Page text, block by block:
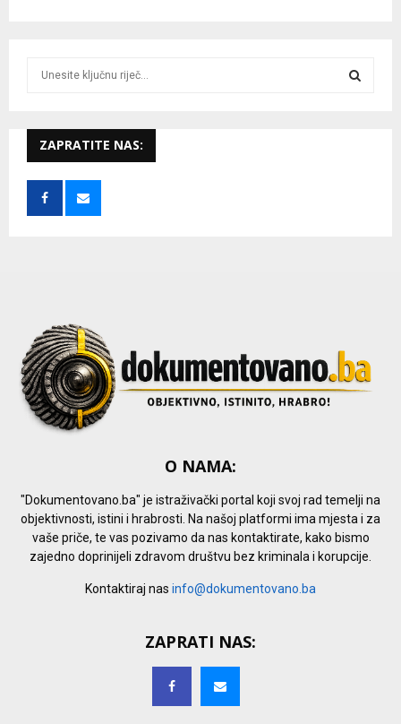
h
f
r
ZAPRATITE NAS:
O NAMA:
"Dokumentovano.ba" je istraživački portal koji svoj rad temelji na
objektivnosti, istini i hrabrosti. Na našoj platformi ima mjesta i za
vaše priče, te vas pozivamo da nas kontaktirate, kako bismo
zajedno doprinijeli zdravom društvu bez kriminala i korupcije.
Kontaktiraj nas info@dokumentovano.ba
ZAPRATI NAS: